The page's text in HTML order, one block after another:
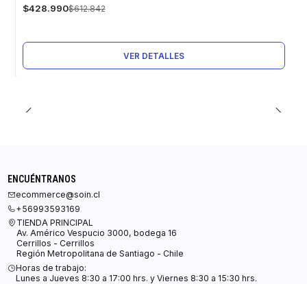
$428.990$612.842
VER DETALLES
ENCUÉNTRANOS
ecommerce@soin.cl
+56993593169
TIENDA PRINCIPAL
Av. Américo Vespucio 3000, bodega 16
Cerrillos - Cerrillos
Región Metropolitana de Santiago - Chile
Horas de trabajo:
Lunes a Jueves 8:30 a 17:00 hrs. y Viernes 8:30 a 15:30 hrs.